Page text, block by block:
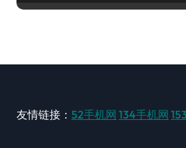
友情链接： 52手机网 134手机网